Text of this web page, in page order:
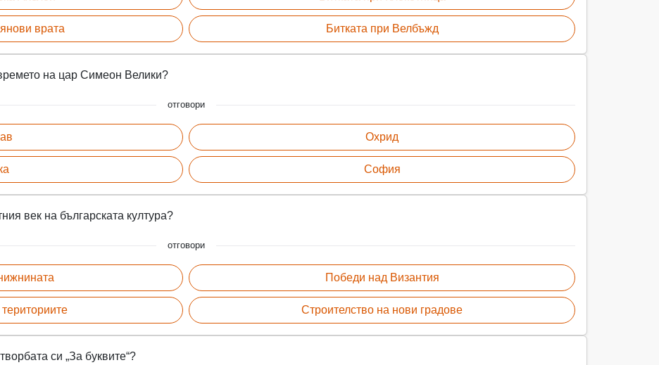
врата Битката при Велбъжд
на цар Симеон Велики?
отговори
Охрид
София
век на българската култура?
отговори
Победи над Византия
Строителство на нови градове
си „За буквите“?